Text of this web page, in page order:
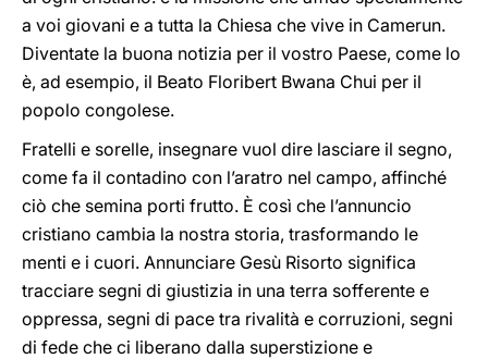
a voi giovani e a tutta la Chiesa che vive in Camerun.
Diventate la buona notizia per il vostro Paese, come lo
è, ad esempio, il Beato Floribert Bwana Chui per il
popolo congolese.
Fratelli e sorelle, insegnare vuol dire lasciare il segno,
come fa il contadino con l’aratro nel campo, affinché
ciò che semina porti frutto. È così che l’annuncio
cristiano cambia la nostra storia, trasformando le
menti e i cuori. Annunciare Gesù Risorto significa
tracciare segni di giustizia in una terra sofferente e
oppressa, segni di pace tra rivalità e corruzioni, segni
di fede che ci liberano dalla superstizione e